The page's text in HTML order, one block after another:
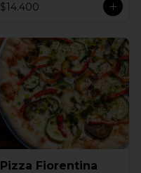
$14.400
Pizza Fiorentina